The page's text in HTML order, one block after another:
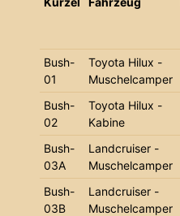
Bush-
01
Toyota Hilux -
Muschelcamper
Bush-
02
Toyota Hilux -
Kabine
Bush-
03A
Landcruiser -
Muschelcamper
Bush-
03B
Landcruiser -
Muschelcamper